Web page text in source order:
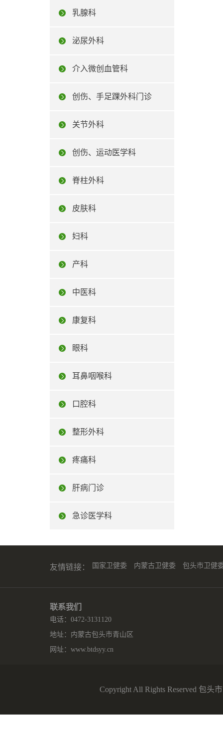
乳腺科
泌尿外科
介入微创血管科
创伤、手足踝外科门诊
关节外科
创伤、运动医学科
脊柱外科
皮肤科
妇科
产科
中医科
康复科
眼科
耳鼻咽喉科
口腔科
整形外科
疼痛科
肝病门诊
急诊医学科
友情链接： 国家卫健委 内蒙古卫健委 包头市卫健
联系我们
电话：0472-3131120
地址：内蒙古包头市青山区
网址： www.btdsyy.cn
Copyright All Rights Reserved 包头